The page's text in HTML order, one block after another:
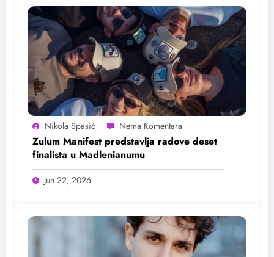
Nikola Spasić
Zulum Manifest predstavlja radove deset
finalista u Madlenianumu
Jun 22, 2026